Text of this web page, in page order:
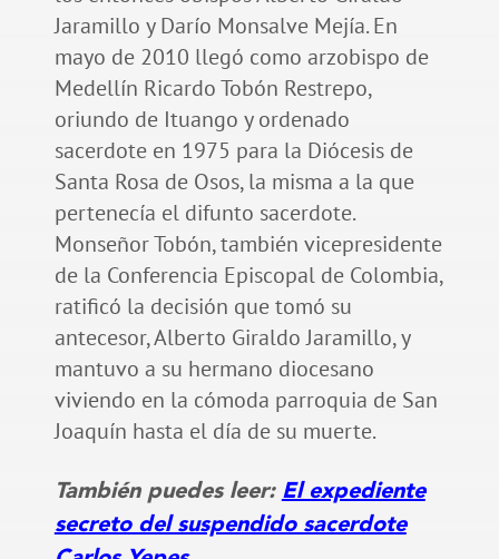
Jaramillo y Darío Monsalve Mejía. En
mayo de 2010 llegó como arzobispo de
Medellín Ricardo Tobón Restrepo,
oriundo de Ituango y ordenado
sacerdote en 1975 para la Diócesis de
Santa Rosa de Osos, la misma a la que
pertenecía el difunto sacerdote.
Monseñor Tobón, también vicepresidente
de la Conferencia Episcopal de Colombia,
ratificó la decisión que tomó su
antecesor, Alberto Giraldo Jaramillo, y
mantuvo a su hermano diocesano
viviendo en la cómoda parroquia de San
Joaquín hasta el día de su muerte.
También puedes leer: El expediente
secreto del suspendido sacerdote